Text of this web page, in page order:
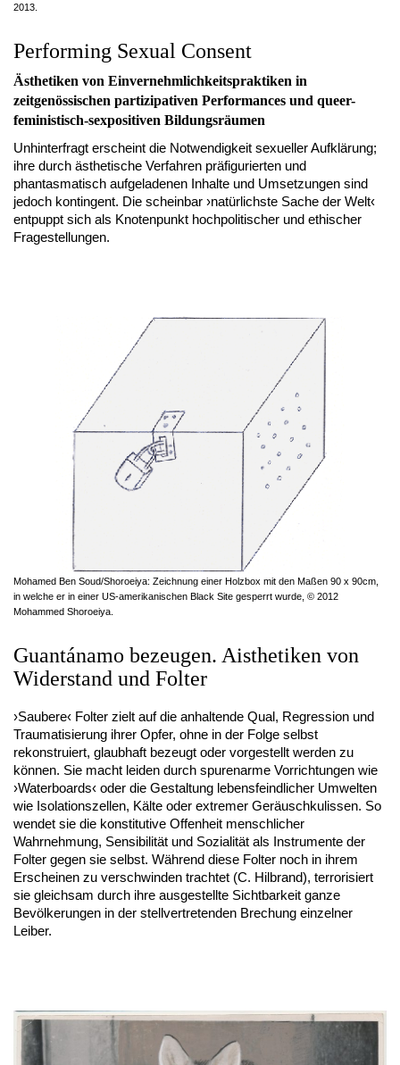
2013.
Performing Sexual Consent
Ästhetiken von Einvernehmlichkeitspraktiken in
zeitgenössischen partizipativen Performances und queer-
feministisch-sexpositiven Bildungsräumen
Unhinterfragt erscheint die Notwendigkeit sexueller Aufklärung;
ihre durch ästhetische Verfahren präfigurierten und
phantasmatisch aufgeladenen Inhalte und Umsetzungen sind
jedoch kontingent. Die scheinbar ›natürlichste Sache der Welt‹
entpuppt sich als Knotenpunkt hochpolitischer und ethischer
Fragestellungen.
Mohamed Ben Soud/Shoroeiya: Zeichnung einer Holzbox mit den Maßen 90 x 90cm,
in welche er in einer US-amerikanischen Black Site gesperrt wurde, © 2012
Mohammed Shoroeiya.
Guantánamo bezeugen. Aisthetiken von
Widerstand und Folter
›Saubere‹ Folter zielt auf die anhaltende Qual, Regression und
Traumatisierung ihrer Opfer, ohne in der Folge selbst
rekonstruiert, glaubhaft bezeugt oder vorgestellt werden zu
können. Sie macht leiden durch spurenarme Vorrichtungen wie
›Waterboards‹ oder die Gestaltung lebensfeindlicher Umwelten
wie Isolationszellen, Kälte oder extremer Geräuschkulissen. So
wendet sie die konstitutive Offenheit menschlicher
Wahrnehmung, Sensibilität und Sozialität als Instrumente der
Folter gegen sie selbst. Während diese Folter noch in ihrem
Erscheinen zu verschwinden trachtet (C. Hilbrand), terrorisiert
sie gleichsam durch ihre ausgestellte Sichtbarkeit ganze
Bevölkerungen in der stellvertretenden Brechung einzelner
Leiber.